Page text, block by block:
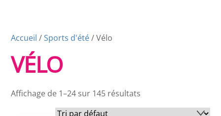
Accueil /Sports d'été/ Vélo
VÉLO
Affichage de 1–24 sur 145 résultats